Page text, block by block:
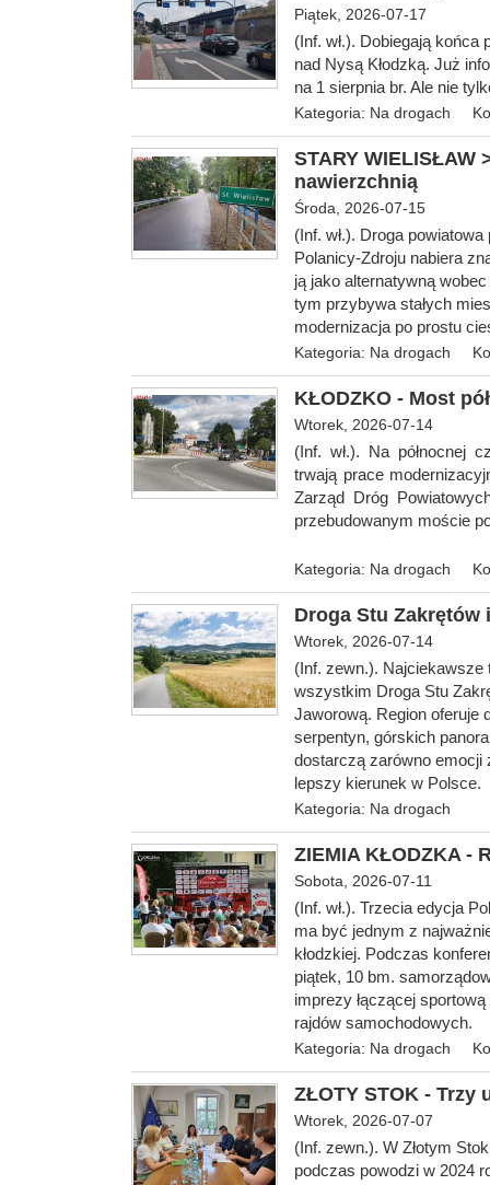
Piątek, 2026-07-17
(Inf. wł.). Dobiegają końca
nad Nysą Kłodzką. Już
na 1 sierpnia br. Ale nie
Kategoria: Na drogach
STARY WIELISŁAW
nawierzchnią
Środa, 2026-07-15
(Inf. wł.). Droga
Polanicy-Zdroju nabiera
ją jako alternatywną
tym przybywa stałych
modernizacja po prostu
Kategoria: Na drogach
KŁODZKO - Most
Wtorek, 2026-07-14
(Inf. wł.). Na północnej
trwają prace
Zarząd Dróg
przebudowanym moście
Kategoria: Na drogach
Droga Stu Zakrętów
Wtorek, 2026-07-14
(Inf. zewn.). Najciekawsze
wszystkim Droga Stu
Jaworową. Region oferuje
serpentyn, górskich
dostarczą zarówno emocji
lepszy kierunek w Polsce.
Kategoria: Na drogach
ZIEMIA KŁODZKA -
Sobota, 2026-07-11
(Inf. wł.). Trzecia edycja
ma być jednym z
kłodzkiej. Podczas
piątek, 10 bm.
imprezy łączącej
rajdów samochodowych.
Kategoria: Na drogach
ZŁOTY STOK -
Wtorek, 2026-07-07
(Inf. zewn.). W Złotym
podczas powodzi w 2024